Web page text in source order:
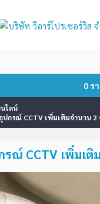
0 ร
ไลน์
กรณ์ CCTV เพิ่มเติมจำนวน 2
ณ์ CCTV เพิ่มเติ